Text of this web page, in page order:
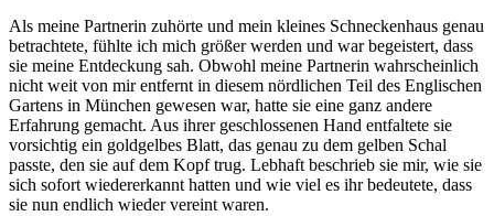
Als meine Partnerin zuhörte und mein kleines Schneckenhaus genau
betrachtete, fühlte ich mich größer werden und war begeistert, dass
sie meine Entdeckung sah. Obwohl meine Partnerin wahrscheinlich
nicht weit von mir entfernt in diesem nördlichen Teil des Englischen
Gartens in München gewesen war, hatte sie eine ganz andere
Erfahrung gemacht. Aus ihrer geschlossenen Hand entfaltete sie
vorsichtig ein goldgelbes Blatt, das genau zu dem gelben Schal
passte, den sie auf dem Kopf trug. Lebhaft beschrieb sie mir, wie sie
sich sofort wiedererkannt hatten und wie viel es ihr bedeutete, dass
sie nun endlich wieder vereint waren.